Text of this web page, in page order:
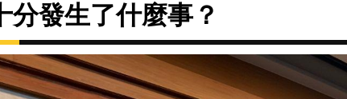
分發生了什麼事？